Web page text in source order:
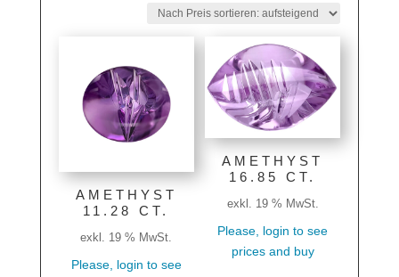
sortiert:
AMETHYST
11.28 CT.
exkl. 19 % MwSt.
Please, login to see
AMETHYST
16.85 CT.
exkl. 19 % MwSt.
Please, login to see
prices and buy